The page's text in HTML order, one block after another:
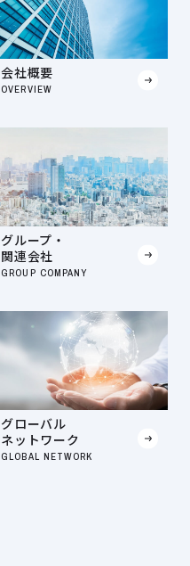
会社概要
OVERVIEW
グループ・
関連会社
GROUP COMPANY
グローバル
ネットワーク
GLOBAL NETWORK